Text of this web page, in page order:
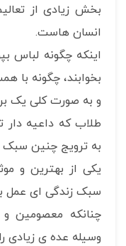
بخش زیادی از
انسان هاست.
اینکه چگونه لباس
بخوابند، چگونه با
و به صورت کلی یک
طلاب که داعیه دار
به ترویج چنین سبک
یکی از بهترین و
سبک زندگی ای عمل
چنانکه معصومین
وسیله عده ی زیادی